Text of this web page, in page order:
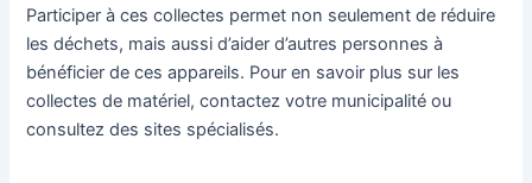
Participer à ces collectes permet non seulement de réduire
les déchets, mais aussi d’aider d’autres personnes à
bénéficier de ces appareils. Pour en savoir plus sur les
collectes de matériel, contactez votre municipalité ou
consultez des sites spécialisés.